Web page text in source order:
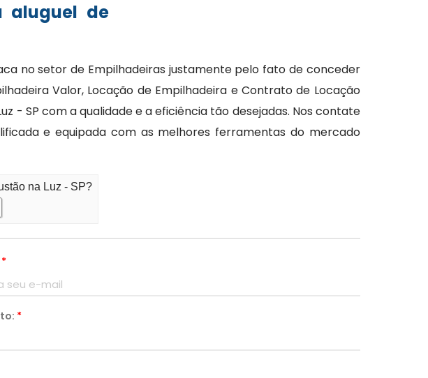
aluguel de
no setor de Empilhadeiras justamente pelo fato de conceder
Valor, Locação de Empilhadeira e Contrato de Locação
- SP com a qualidade e a eficiência tão desejadas. Nos contate
e equipada com as melhores ferramentas do mercado
na Luz - SP?
*
*